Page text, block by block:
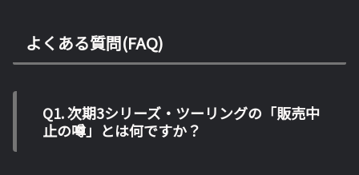
よくある質問(FAQ)
Q1. 次期3シリーズ・ツーリングの「販売中
止の噂」とは何ですか？